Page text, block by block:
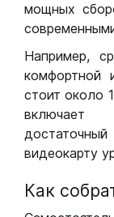
мощных
Например,
комфортной
стоит около
включает
видеокарту
Как